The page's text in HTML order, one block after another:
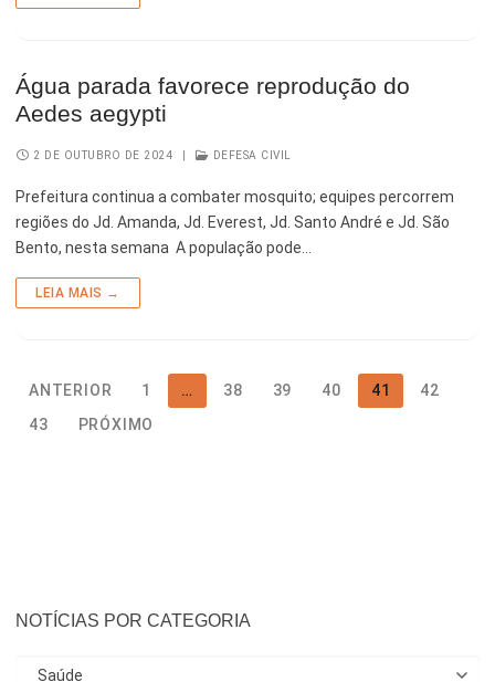
Água parada favorece reprodução do
Aedes aegypti
2 DE OUTUBRO DE 2024 DEFESA CIVIL
Prefeitura continua a combater mosquito; equipes percorrem
regiões do Jd. Amanda, Jd. Everest, Jd. Santo André e Jd. São
Bento, nesta semana A população pode…
LEIA MAIS →
ANTERIOR 1 … 38 39 40 41
42
43
PRÓXIMO
NOTÍCIAS POR CATEGORIA